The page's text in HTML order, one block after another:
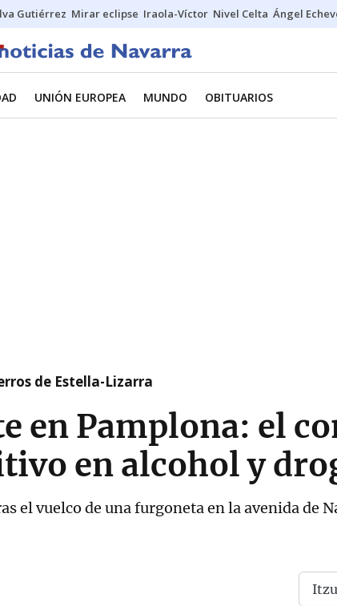
Gutiérrez Mirar eclipse Iraola-Víctor Nivel Celta Ángel
UNIÓN EUROPEA MUNDO OBITUARIOS
de Estella-Lizarra
en Pamplona: el
en alcohol y
el vuelco de una furgoneta en la avenida de